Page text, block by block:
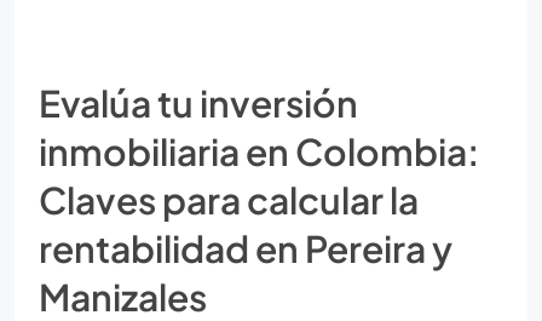
Evalúa tu inversión
inmobiliaria en Colombia:
Claves para calcular la
rentabilidad en Pereira y
Manizales